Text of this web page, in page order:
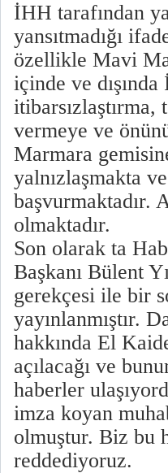
İHH tarafından
yansıtmadığı
özellikle Mavi
içinde ve
vermeye ve
Marmara
yalnızlaşmakta
başvurmaktadır.
olmaktadır.
Son olarak ta
Başkanı Bülent
gerekçesi ile bir
yayınlanmıştır.
hakkında El
açılacağı ve
haberler
imza koyan
olmuştur. Biz bu
reddediyoruz.